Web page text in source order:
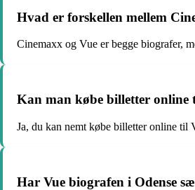
Hvad er forskellen mellem
Cinemaxx og Vue er begge biografer,
Kan man købe billetter online
Ja, du kan nemt købe billetter online til
Har Vue biografen i Odense